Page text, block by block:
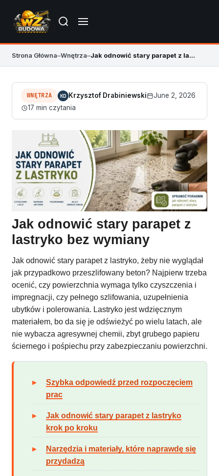
Strona Główna–Wnętrza– Jak odnowić stary parapet z lastryko krok po kroku
WNĘTRZA KD Krzysztof Drabiniewski
June 2, 2026
17 min czytania
Jak odnowić stary parapet z
lastryko bez wymiany
Jak odnowić stary parapet z lastryko, żeby nie wyglądał
jak przypadkowo przeszlifowany beton? Najpierw trzeba
ocenić, czy powierzchnia wymaga tylko czyszczenia i
impregnacji, czy pełnego szlifowania, uzupełnienia
ubytków i polerowania. Lastryko jest wdzięcznym
materiałem, bo da się je odświeżyć po wielu latach, ale
nie wybacza agresywnej chemii, zbyt grubego papieru
ściernego i pośpiechu przy zabezpieczaniu powierzchni.
Szybka odpowiedź przed rozpoczęciem
prac
Jak odnowić stary parapet z lastryko
krok po kroku
Narzędzia i materiały, które naprawdę się
przydadzą